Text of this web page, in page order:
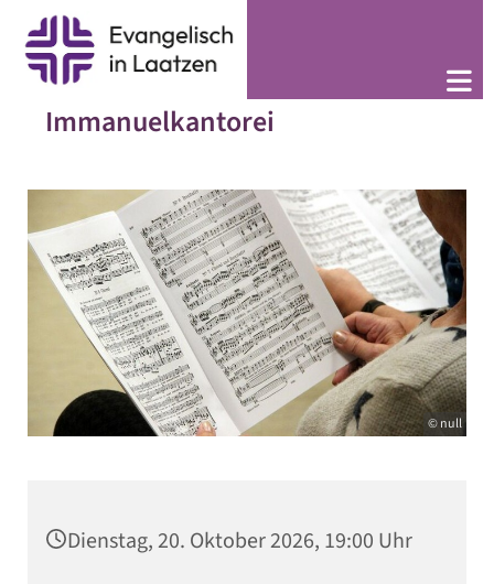
Immanuelkantorei
© null
Dienstag, 20. Oktober 2026, 19:00 Uhr